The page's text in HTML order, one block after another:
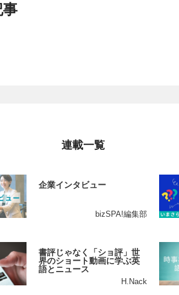
連載一覧
企業インタビュー
bizSPA!編集部
書評じゃなく「ショ評」世
界のショート動画に学ぶ英
語とニュース
H.Nack